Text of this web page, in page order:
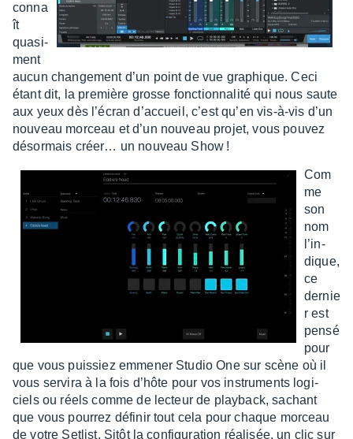
conna
ît
quasi­
ment
aucun chan­ge­ment d’un point de vue graphique. Ceci
étant dit, la première grosse fonc­tion­na­lité qui nous saute
aux yeux dès l’écran d’ac­cueil, c’est qu’en vis-à-vis d’un
nouveau morceau et d’un nouveau projet, vous pouvez
désor­mais créer… un nouveau Show !
Com
me
son
nom
l’in­
dique,
ce
dernie
r est
pensé
pour
que vous puis­siez emme­ner Studio One sur scène où il
vous servira à la fois d’hôte pour vos instru­ments logi­
ciels ou réels comme de lecteur de play­back, sachant
que vous pour­rez défi­nir tout cela pour chaque morceau
de votre Setlist. Sitôt la confi­gu­ra­tion réali­sée, un clic sur